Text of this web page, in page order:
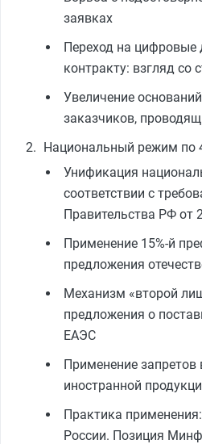
заявках
Переход на цифровые
контракту: взгляд со
Увеличение
заказчиков,
Национальный режим по
Унификация
соответствии с
Правительства РФ от
Применение 15%-й
предложения
Механизм «второй
предложения о
ЕАЭС
Применение запретов
иностранной
Практика
России. Позиция